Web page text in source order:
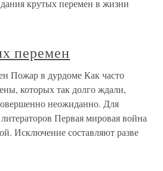
крутых перемен в жизни
перемен
Пожар в дурдоме Как часто
которых так долго ждали,
неожиданно. Для
Первая мировая война
Исключение составляют разве